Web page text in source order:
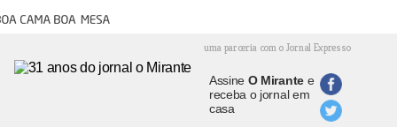
cama boa mesa
uma parceria com o Jornal Expresso
Assine O Mirantee
receba o jornal em
casa